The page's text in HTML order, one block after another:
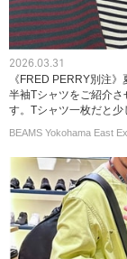
2026.03.31
《FRED PERRY別注
半袖Tシャツをご紹介さ
す。Tシャツ一枚だと少
BEAMS Yokohama East